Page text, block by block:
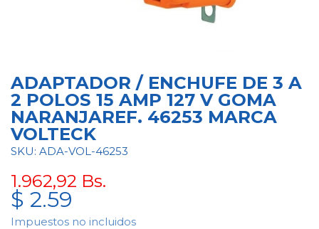
ADAPTADOR / ENCHUFE DE 3 A
2 POLOS 15 AMP 127 V GOMA
NARANJAREF. 46253 MARCA
VOLTECK
SKU: ADA-VOL-46253
1.962,92 Bs.
$ 2.59
Impuestos no incluidos